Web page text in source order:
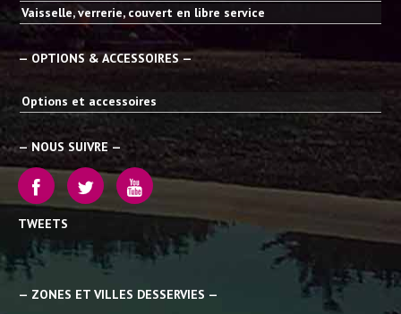
Vaisselle, verrerie, couvert en libre service
— OPTIONS & ACCESSOIRES —
Options et accessoires
— NOUS SUIVRE —
TWEETS
— ZONES ET VILLES DESSERVIES —